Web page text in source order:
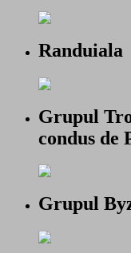
Randuiala
Grupul
condus de
Grupul